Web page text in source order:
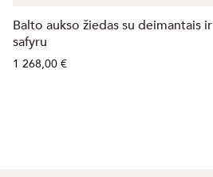
Balto aukso žiedas su deimantais ir
safyru
1 268,00 €